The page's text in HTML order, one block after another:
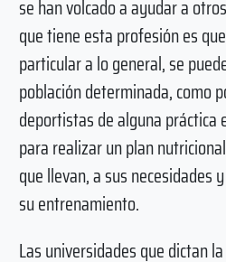
se han volcado a ayudar a
que tiene esta profesión es
particular a lo general, se
población determinada, como
deportistas de alguna práctica
para realizar un plan
que llevan, a sus necesidades
su entrenamiento.
Las universidades que dictan